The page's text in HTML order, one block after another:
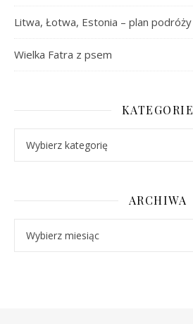
Litwa, Łotwa, Estonia – plan podróży
Wielka Fatra z psem
KATEGORIE
ARCHIWA